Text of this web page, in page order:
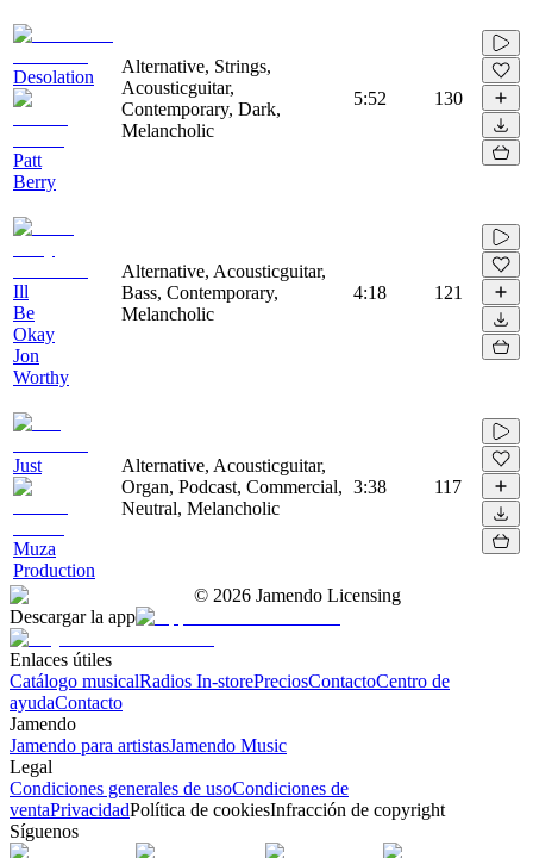
Desolation
Patt
Berry
Alternative, Strings,
Acousticguitar,
Contemporary, Dark,
Melancholic
5:52 130
Ill
Be
Okay
Jon
Worthy
Alternative, Acousticguitar,
Bass, Contemporary,
Melancholic
4:18 121
Just
Muza
Production
Alternative, Acousticguitar,
Organ, Podcast, Commercial,
Neutral, Melancholic
3:38 117
© 2026 Jamendo Licensing
Descargar la app
Enlaces útiles
Catálogo musicalRadios In-storePreciosContactoCentro de
ayudaContacto
Jamendo
Jamendo para artistasJamendo Music
Legal
Condiciones generales de usoCondiciones de
ventaPrivacidadPolítica de cookiesInfracción de copyright
Síguenos